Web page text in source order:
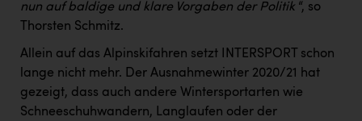
nun auf baldige und klare Vorgaben der Politik “, so
Thorsten Schmitz.
Allein auf das Alpinskifahren setzt INTERSPORT schon
lange nicht mehr. Der Ausnahmewinter 2020/21 hat
gezeigt, dass auch andere Wintersportarten wie
Schneeschuhwandern, Langlaufen oder der